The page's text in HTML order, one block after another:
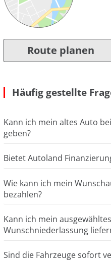
Route planen
Häufig gestellte
Kann ich mein altes Auto
geben?
Bietet Autoland
Wie kann ich mein
bezahlen?
Kann ich mein
Wunschniederlassung
Sind die Fahrzeuge sofort